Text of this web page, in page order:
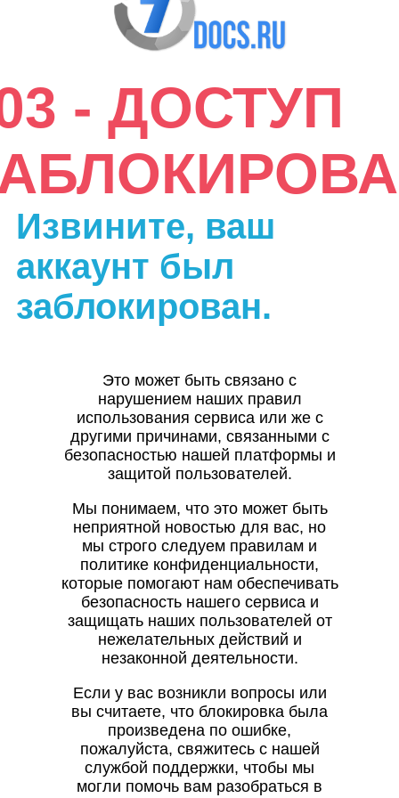
- ДОСТУП
Извините, ваш
аккаунт был
заблокирован.
Это может быть связано с
нарушением наших правил
использования сервиса или же с
другими причинами, связанными с
безопасностью нашей платформы и
защитой пользователей.
Мы понимаем, что это может быть
неприятной новостью для вас, но
мы строго следуем правилам и
политике конфиденциальности,
которые помогают нам обеспечивать
безопасность нашего сервиса и
защищать наших пользователей от
нежелательных действий и
незаконной деятельности.
Если у вас возникли вопросы или
вы считаете, что блокировка была
произведена по ошибке,
пожалуйста, свяжитесь с нашей
службой поддержки, чтобы мы
могли помочь вам разобраться в